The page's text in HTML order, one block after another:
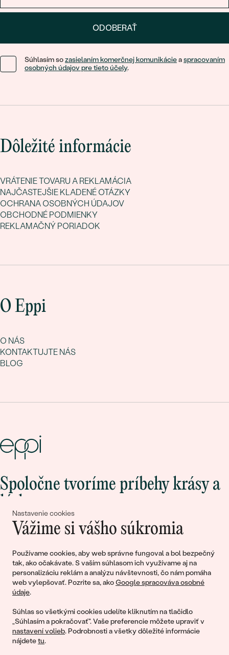
Nastavenie cookies
Vážime si vášho súkromia
Používame cookies, aby web správne fungoval a bol bezpečný
tak, ako očakávate. S vaším súhlasom ich využívame aj na
personalizáciu reklám a analýzu návštevnosti, čo nám pomáha
web vylepšovať. Pozrite sa, akoGoogle spracováva osobné
údaje.
Súhlas so všetkými cookies udelíte kliknutím na tlačidlo
„Súhlasím a pokračovať". Vaše preferencie môžete upraviť v
nastavení volieb. Podrobnosti a všetky dôležité informácie
nájdetetu.
ODOBERAŤ
Súhlasím sozasielaním komerčnej komunikácieaspracovaním
osobných údajov pre tieto účely.
Dôležité informácie
VRÁTENIE TOVARU A REKLAMÁCIA
NAJČASTEJŠIE KLADENÉ OTÁZKY
OCHRANA OSOBNÝCH ÚDAJOV
OBCHODNÉ PODMIENKY
REKLAMAČNÝ PORIADOK
O Eppi
O NÁS
KONTAKTUJTE NÁS
BLOG
Spoločne tvoríme príbehy krásy a
Pripojte sa k nám!
© 2011 - 2026, Eppi.sk